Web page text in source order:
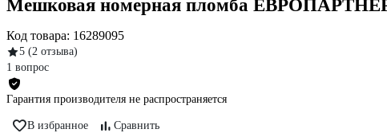
Мешковая номерная пломба ЕВРОПАРТНЕР
Код товара: 16289095
5 (2 отзыва)
1 вопрос
Гарантия производителя не распространяется
В избранное Сравнить